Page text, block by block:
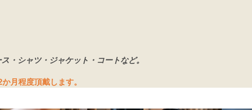
・シャツ・ジャケット・コートなど。
月程度頂戴します。